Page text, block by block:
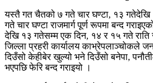
यस्तै गत चैतको ७ गते चार घण्टा, १३
गते चार घण्टा राजमार्ग पूर्ण रूपमा बन्द
देखि १३ गतेसम्म एक दिन, १४ र १५ गते राति
जिल्ला प्रहरी कार्यालय काभ्रेपलाञ्चोकले
दिउँसो केहीबेर खुल्यो भने दिउँसो बनेपा,
भएपछि फेरि बन्द गराइयो ।